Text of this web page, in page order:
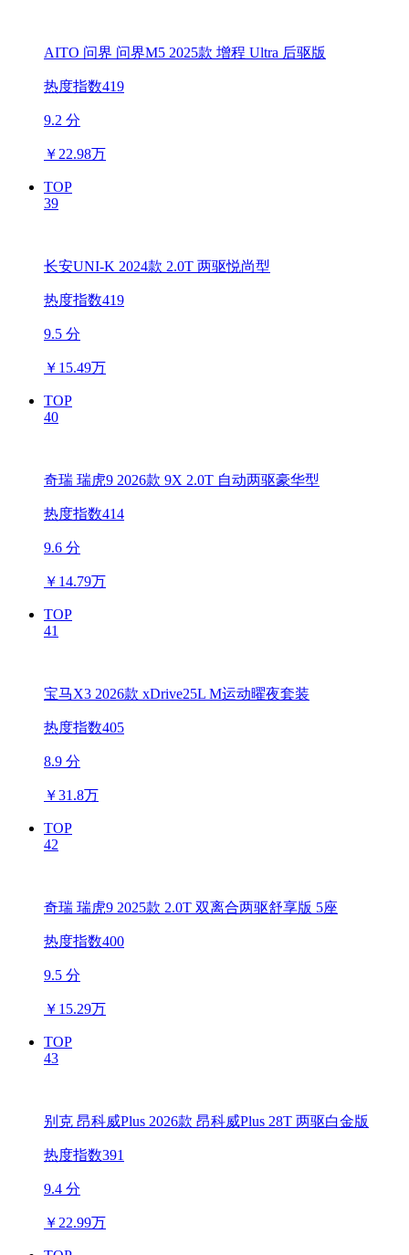
AITO 问界 问界M5 2025款 增程 Ultra 后驱版
热度指数419
9.2 分
￥ 22.98万
TOP
39
长安UNI-K 2024款 2.0T 两驱悦尚型
热度指数419
9.5 分
￥ 15.49万
TOP
40
奇瑞 瑞虎9 2026款 9X 2.0T 自动两驱豪华型
热度指数414
9.6 分
￥ 14.79万
TOP
41
宝马X3 2026款 xDrive25L M运动曜夜套装
热度指数405
8.9 分
￥31.8万
TOP
42
奇瑞 瑞虎9 2025款 2.0T 双离合两驱舒享版 5座
热度指数400
9.5 分
￥ 15.29万
TOP
43
别克 昂科威Plus 2026款 昂科威Plus 28T 两驱白金版
热度指数391
9.4 分
￥ 22.99万